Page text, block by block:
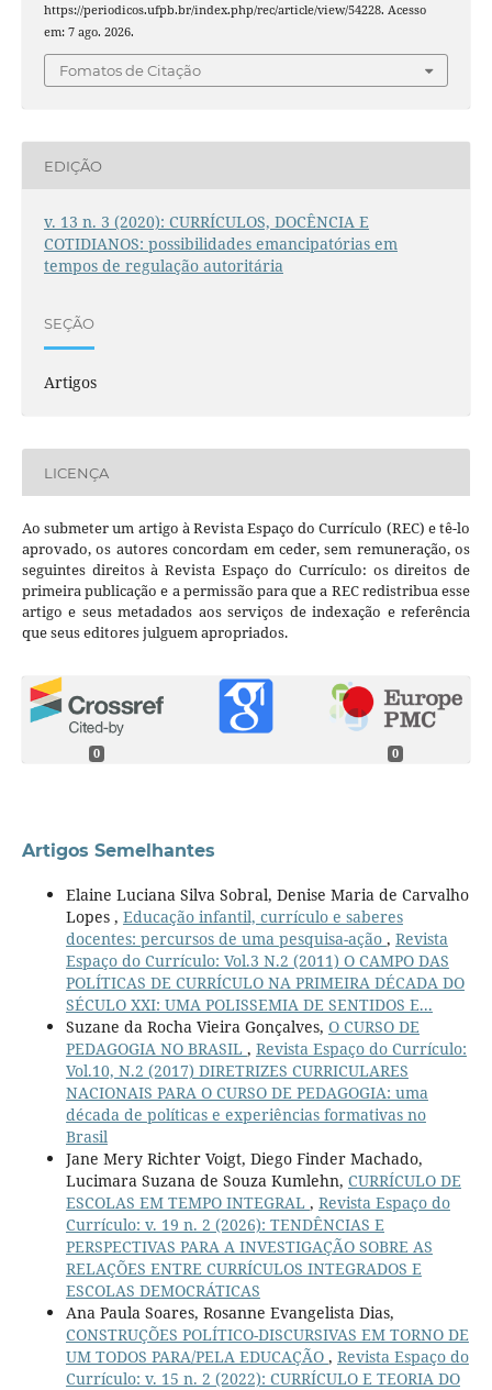
https://periodicos.ufpb.br/index.php/rec/article/view/54228. Acesso
em: 7 ago. 2026.
Fomatos de Citação
EDIÇÃO
v. 13 n. 3 (2020): CURRÍCULOS, DOCÊNCIA E
COTIDIANOS: possibilidades emancipatórias em
tempos de regulação autoritária
SEÇÃO
Artigos
LICENÇA
Ao submeter um artigo à Revista Espaço do Currículo (REC) e tê-lo
aprovado, os autores concordam em ceder, sem remuneração, os
seguintes direitos à Revista Espaço do Currículo: os direitos de
primeira publicação e a permissão para que a REC redistribua esse
artigo e seus metadados aos serviços de indexação e referência
que seus editores julguem apropriados.
0 0
Artigos Semelhantes
Elaine Luciana Silva Sobral, Denise Maria de Carvalho
Lopes , Educação infantil, currículo e saberes
docentes: percursos de uma pesquisa-ação , Revista
Espaço do Currículo: Vol.3 N.2 (2011) O CAMPO DAS
POLÍTICAS DE CURRÍCULO NA PRIMEIRA DÉCADA DO
SÉCULO XXI: UMA POLISSEMIA DE SENTIDOS E...
Suzane da Rocha Vieira Gonçalves, O CURSO DE
PEDAGOGIA NO BRASIL , Revista Espaço do Currículo:
Vol.10, N.2 (2017) DIRETRIZES CURRICULARES
NACIONAIS PARA O CURSO DE PEDAGOGIA: uma
década de políticas e experiências formativas no
Brasil
Jane Mery Richter Voigt, Diego Finder Machado,
Lucimara Suzana de Souza Kumlehn, CURRÍCULO DE
ESCOLAS EM TEMPO INTEGRAL , Revista Espaço do
Currículo: v. 19 n. 2 (2026): TENDÊNCIAS E
PERSPECTIVAS PARA A INVESTIGAÇÃO SOBRE AS
RELAÇÕES ENTRE CURRÍCULOS INTEGRADOS E
ESCOLAS DEMOCRÁTICAS
Ana Paula Soares, Rosanne Evangelista Dias,
CONSTRUÇÕES POLÍTICO-DISCURSIVAS EM TORNO DE
UM TODOS PARA/PELA EDUCAÇÃO , Revista Espaço do
Currículo: v. 15 n. 2 (2022): CURRÍCULO E TEORIA DO